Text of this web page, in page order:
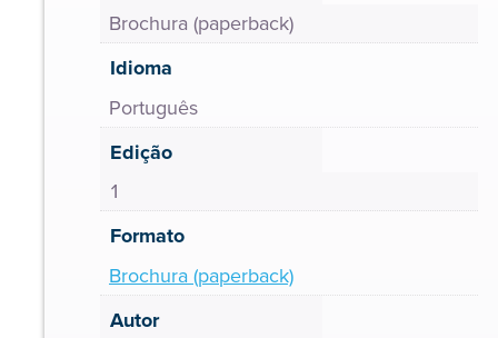
Brochura (paperback)
Idioma
Português
Edição
1
Formato
Brochura (paperback)
Autor